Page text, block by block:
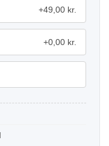
+49,00 kr.
+0,00 kr.